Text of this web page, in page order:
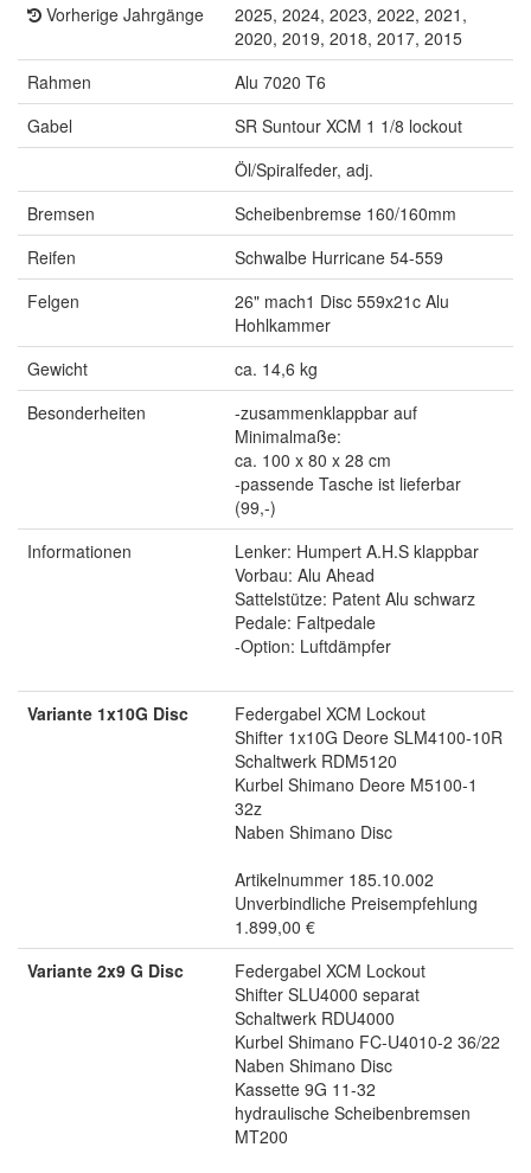
Vorherige Jahrgänge
2025, 2024, 2023, 2022, 2021,
2020, 2019, 2018, 2017, 2015
Rahmen
Alu 7020 T6
Gabel
SR Suntour XCM 1 1/8 lockout
Öl/Spiralfeder, adj.
Bremsen
Scheibenbremse 160/160mm
Reifen
Schwalbe Hurricane 54-559
Felgen
26" mach1 Disc 559x21c Alu
Hohlkammer
Gewicht
ca. 14,6 kg
Besonderheiten
-zusammenklappbar auf
Minimalmaße:
ca. 100 x 80 x 28 cm
-passende Tasche ist lieferbar
(99,-)
Informationen
Lenker: Humpert A.H.S klappbar
Vorbau: Alu Ahead
Sattelstütze: Patent Alu schwarz
Pedale: Faltpedale
-Option: Luftdämpfer
Variante 1x10G Disc
Federgabel XCM Lockout
Shifter 1x10G Deore SLM4100-10R
Schaltwerk RDM5120
Kurbel Shimano Deore M5100-1
32z
Naben Shimano Disc
Artikelnummer 185.10.002
Unverbindliche Preisempfehlung
1.899,00 €
Variante 2x9 G Disc
Federgabel XCM Lockout
Shifter SLU4000 separat
Schaltwerk RDU4000
Kurbel Shimano FC-U4010-2 36/22
Naben Shimano Disc
Kassette 9G 11-32
hydraulische Scheibenbremsen
MT200